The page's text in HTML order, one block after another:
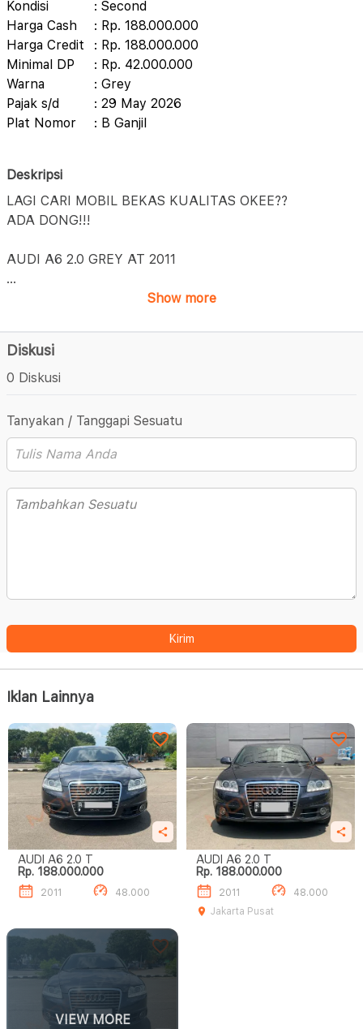
Kondisi
: Second
Harga Cash
: Rp. 188.000.000
Harga Credit
: Rp. 188.000.000
Minimal DP
: Rp. 42.000.000
Warna
: Grey
Pajak s/d
: 29 May 2026
Plat Nomor
: B Ganjil
Deskripsi
LAGI CARI MOBIL BEKAS KUALITAS OKEE??
ADA DONG!!!
AUDI A6 2.0 GREY AT 2011
...
Show more
Diskusi
0 Diskusi
Tanyakan / Tanggapi Sesuatu
Kirim
Iklan Lainnya
AUDI A6 2.0 T
Rp. 188.000.000
2011 48.000
AUDI A6 2.0 T
Rp. 188.000.000
2011
48.000
Jakarta Pusat
VIEW MORE